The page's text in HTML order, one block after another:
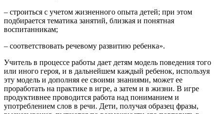
– строиться с учетом жизненного опыта детей; при этом
подбирается тематика занятий, близкая и понятная
воспитанникам;
– соответствовать речевому развитию ребенка».
Учитель в процессе работы дает детям модель поведения того
или иного героя, и в дальнейшем каждый ребенок, используя
эту модель и дополняя ее своими знаниями, может ее
проработать на практике в игре, а затем и в жизни. В игре
продуктивнее проводится работа над пониманием и
употреблением слов в речи. Дети, получая образец фразы,